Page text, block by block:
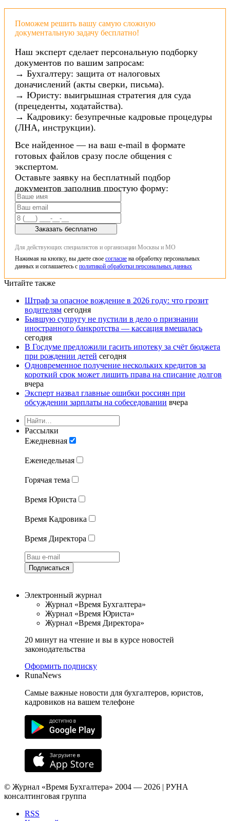
Поможем решить вашу самую сложную
документальную задачу бесплатно!
Наш эксперт сделает персональную подборку
документов по вашим запросам:
→ Бухгалтеру: защита от налоговых
доначислений (акты сверки, письма).
→ Юристу: выигрышная стратегия для суда
(прецеденты, ходатайства).
→ Кадровику: безупречные кадровые процедуры
(ЛНА, инструкции).
Все найденное — на ваш e-mail в формате
готовых файлов сразу после общения с
экспертом.
Оставьте заявку на бесплатный подбор
документов заполнив простую форму:
Заказать бесплатно
Для действующих специалистов и организации Москвы и МО
Нажимая на кнопку, вы даете свое согласие на обработку персональных
данных и соглашаетесь с политикой обработки персональных данных
Читайте также
Штраф за опасное вождение в 2026 году: что грозит
водителям сегодня
Бывшую супругу не пустили в дело о признании
иностранного банкротства — кассация вмешалась
сегодня
В Госдуме предложили гасить ипотеку за счёт бюджета
при рождении детей сегодня
Одновременное получение нескольких кредитов за
короткий срок может лишить права на списание долгов
вчера
Эксперт назвал главные ошибки россиян при
обсуждении зарплаты на собеседовании вчера
Рассылки
Ежедневная
Еженедельная
Горячая тема
Время Юриста
Время Кадровика
Время Директора
Подписаться
Электронный журнал
Журнал «Время Бухгалтера»
Журнал «Время Юриста»
Журнал «Время Директора»
20 минут на чтение и вы в курсе новостей
законодательства
Оформить подписку
RunaNews
Самые важные новости для бухгалтеров, юристов,
кадровиков на вашем телефоне
© Журнал «Время Бухгалтера» 2004 — 2026 | РУНА
консалтинговая группа
RSS